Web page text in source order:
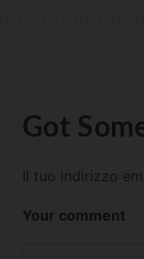
Got
Il tuo indirizzo
Your comment